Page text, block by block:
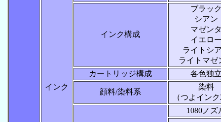
インク
インク構成
ブラッ
シアン
マゼン
イエロ
ライトシ
ライトマゼ
カートリッジ構成
各色独
顔料/染料系
染料
（つよイン
1080ノズ